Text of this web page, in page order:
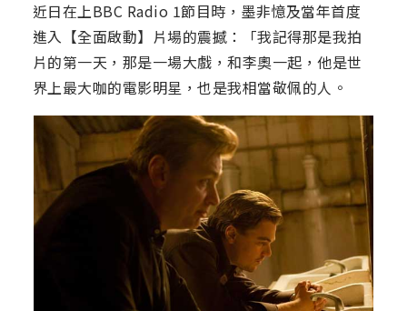
近日在上BBC Radio 1節目時，墨非憶及當年首度
進入【全面啟動】片場的震撼：「我記得那是我拍
片的第一天，那是一場大戲，和李奧一起，他是世
界上最大咖的電影明星，也是我相當敬佩的人。